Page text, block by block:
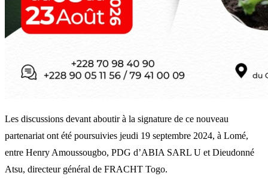
Les discussions devant aboutir à la signature de ce nouveau
partenariat ont été poursuivies jeudi 19 septembre 2024, à Lomé,
entre Henry Amoussougbo, PDG d’ABIA SARL U et Dieudonné
Atsu, directeur général de FRACHT Togo.